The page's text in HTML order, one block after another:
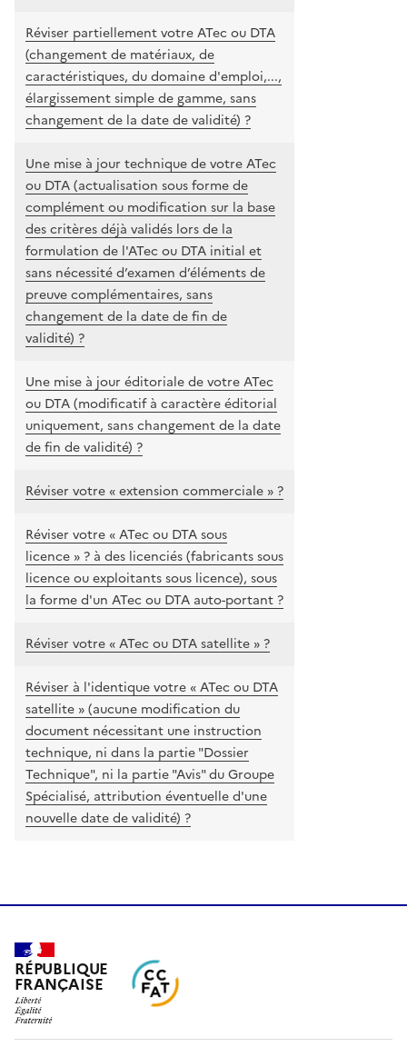
Réviser partiellement votre ATec ou DTA
(changement de matériaux, de
caractéristiques, du domaine d'emploi,...,
élargissement simple de gamme, sans
changement de la date de validité) ?
Une mise à jour technique de votre ATec
ou DTA (actualisation sous forme de
complément ou modification sur la base
des critères déjà validés lors de la
formulation de l'ATec ou DTA initial et
sans nécessité d’examen d’éléments de
preuve complémentaires, sans
changement de la date de fin de
validité) ?
Une mise à jour éditoriale de votre ATec
ou DTA (modificatif à caractère éditorial
uniquement, sans changement de la date
de fin de validité) ?
Réviser votre « extension commerciale » ?
Réviser votre « ATec ou DTA sous
licence » ? à des licenciés (fabricants sous
licence ou exploitants sous licence), sous
la forme d'un ATec ou DTA auto-portant ?
Réviser votre « ATec ou DTA satellite » ?
Réviser à l'identique votre « ATec ou DTA
satellite » (aucune modification du
document nécessitant une instruction
technique, ni dans la partie "Dossier
Technique", ni la partie "Avis" du Groupe
Spécialisé, attribution éventuelle d'une
nouvelle date de validité) ?
RÉPUBLIQUE
FRANÇAISE